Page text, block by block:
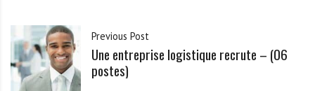
Previous Post
Une entreprise logistique recrute – (06
postes)